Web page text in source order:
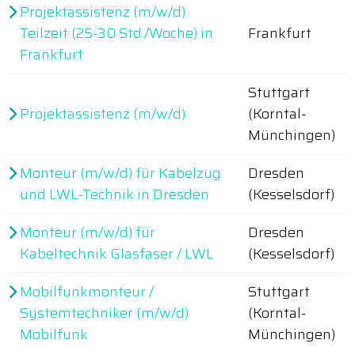
Projektassistenz (m/w/d)
Teilzeit (25-30 Std./Woche) in
Frankfurt
Frankfurt
Projektassistenz (m/w/d)
Stuttgart
(Korntal-
Münchingen)
Monteur (m/w/d) für Kabelzug
und LWL-Technik in Dresden
Dresden
(Kesselsdorf)
Monteur (m/w/d) für
Kabeltechnik Glasfaser / LWL
Dresden
(Kesselsdorf)
Mobilfunkmonteur /
Systemtechniker (m/w/d)
Mobilfunk
Stuttgart
(Korntal-
Münchingen)